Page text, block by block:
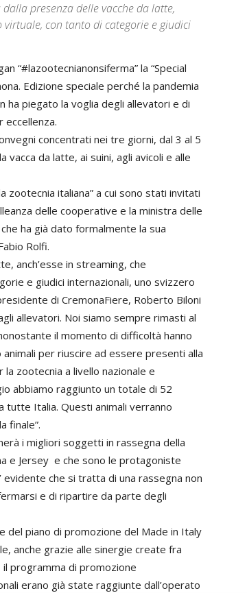
presenza delle vacche da latte,
virtuale, con tanto di categorie e giudici
“#lazootecnianonsiferma” la “Special
Edizione speciale perché la pandemia
ha piegato la voglia degli allevatori e di
eccellenza.
concentrati nei tre giorni, dal 3 al 5
da latte, ai suini, agli avicoli e alle
zootecnia italiana” a cui sono stati invitati
delle cooperative e la ministra delle
ha già dato formalmente la sua
Rolfi.
anch’esse in streaming, che
e giudici internazionali, uno svizzero
di CremonaFiere, Roberto Biloni
allevatori. Noi siamo sempre rimasti al
il momento di difficoltà hanno
per riuscire ad essere presenti alla
zootecnia a livello nazionale e
abbiamo raggiunto un totale di 52
tutte Italia. Questi animali verranno
finale”.
i migliori soggetti in rassegna della
e Jersey e che sono le protagoniste
che si tratta di una rassegna non
e di ripartire da parte degli
del piano di promozione del Made in Italy
anche grazie alle sinergie create fra
programma di promozione
erano già state raggiunte dall’operato